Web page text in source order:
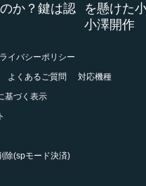
か？鍵は認
を懸けた
小澤開作
イバシーポリシー
よくあるご質問
対応機種
基づく表示
除(spモード決済)